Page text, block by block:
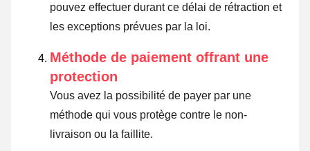
pouvez effectuer durant ce délai de rétraction et
les exceptions prévues par la loi.
Méthode de paiement offrant une
protection
Vous avez la possibilité de payer par une
méthode qui vous protège contre le non-
livraison ou la faillite.